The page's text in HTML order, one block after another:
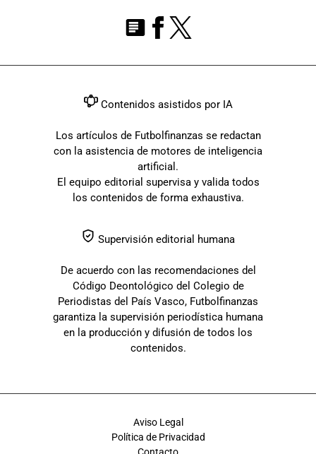
Contenidos asistidos por IA
Los artículos de Futbolfinanzas se redactan
con la asistencia de motores de inteligencia
artificial.
El equipo editorial supervisa y valida todos
los contenidos de forma exhaustiva.
Supervisión editorial humana
De acuerdo con las recomendaciones del
Código Deontológico del Colegio de
Periodistas del País Vasco, Futbolfinanzas
garantiza la supervisión periodística humana
en la producción y difusión de todos los
contenidos.
Aviso Legal
Política de Privacidad